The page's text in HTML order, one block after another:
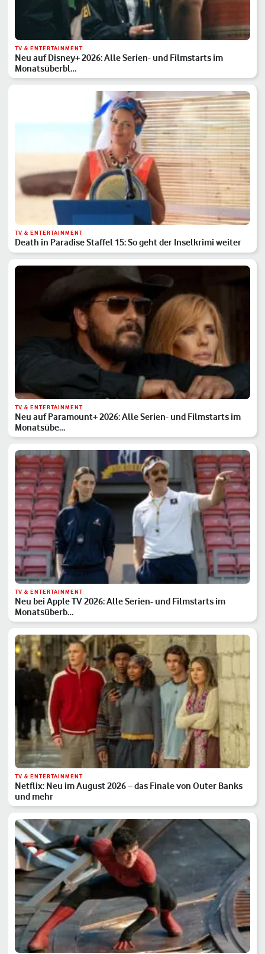
TV & ENTERTAINMENT
Neu auf Disney+ 2026: Alle Serien- und Filmstarts im
Monatsüberbl…
TV & ENTERTAINMENT
Death in Paradise Staffel 15: So geht der Inselkrimi weiter
TV & ENTERTAINMENT
Neu auf Paramount+ 2026: Alle Serien- und Filmstarts im
Monatsübe…
TV & ENTERTAINMENT
Neu bei Apple TV 2026: Alle Serien- und Filmstarts im
Monatsüberb…
TV & ENTERTAINMENT
Netflix: Neu im August 2026 – das Finale von Outer Banks
und mehr